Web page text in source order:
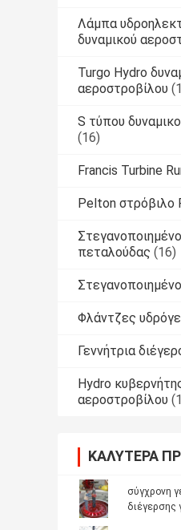
Λάμπα
δυναμικού
Turgo Hydro
αεροστροβίλου
S τύπου
(16)
Francis Turbine
Pelton στρόβιλο
πεταλούδας (16)
Φλάντζες
Γεννήτρια
Hydro
αεροστροβίλου
ΚΑΛΎΤΕΡΑ
σύγχρονη
διέγερσης